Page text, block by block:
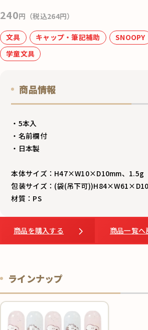
k
240円（税込264円）
文具 キャップ・筆記補助 SNOOPY
学童文具
商品情報
・5本入
・名前欄付
・日本製
本体サイズ：H47×W10×D10mm、1.5g
包装サイズ：(袋(吊下可
材質：PS
商品を購入する 商品一覧へ
ラインナップ